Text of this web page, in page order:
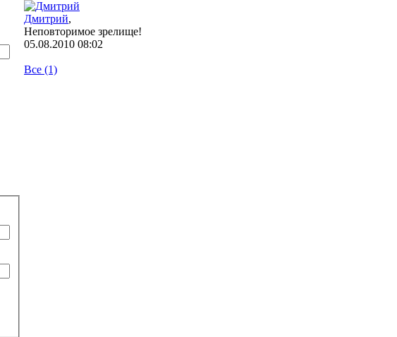
Дмитрий,
Неповторимое зрелище!
05.08.2010 08:02
Все (1)